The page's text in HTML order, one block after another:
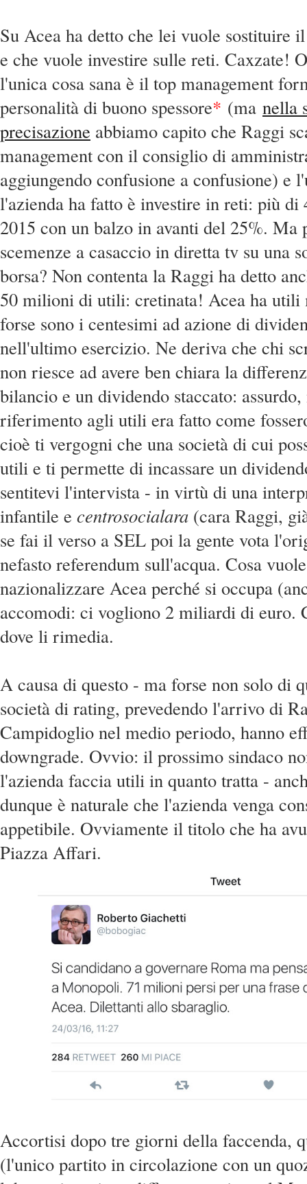
Su Acea ha detto che lei vuole sostituire
e che vuole investire sulle reti. Caxzate!
l'unica cosa sana è il top management
personalità di buono spessore* (ma nella
precisazione abbiamo capito che Raggi
management con il consiglio di
aggiungendo confusione a confusione) e
l'azienda ha fatto è investire in reti: più
2015 con un balzo in avanti del 25%. Ma
scemenze a casaccio in diretta tv su una
borsa? Non contenta la Raggi ha detto
50 milioni di utili: cretinata! Acea ha
forse sono i centesimi ad azione di
nell'ultimo esercizio. Ne deriva che chi
non riesce ad avere ben chiara la
bilancio e un dividendo staccato:
riferimento agli utili era fatto come
cioè ti vergogni che una società di cui
utili e ti permette di incassare un
sentitevi l'intervista - in virtù di una
infantile e centrosocialara (cara Raggi,
se fai il verso a SEL poi la gente vota
nefasto referendum sull'acqua. Cosa
nazionalizzare Acea perché si occupa
accomodi: ci vogliono 2 miliardi di euro.
dove li rimedia.
A causa di questo - ma forse non solo di
società di rating, prevedendo l'arrivo di
Campidoglio nel medio periodo, hanno
downgrade. Ovvio: il prossimo sindaco
l'azienda faccia utili in quanto tratta -
dunque è naturale che l'azienda venga
appetibile. Ovviamente il titolo che ha
Piazza Affari.
Accortisi dopo tre giorni della faccenda,
(l'unico partito in circolazione con un